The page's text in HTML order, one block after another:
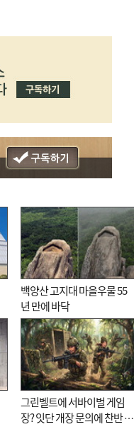
백양산 고지대 마을우물 55
년 만에 바닥
그린벨트에 서바이벌 게임
장? 잇단 개장 문의에 찬반 논